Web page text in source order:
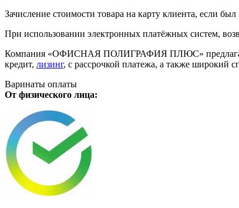
Зачисление стоимости товара на карту клиента, если
При использовании электронных платёжных систем,
Компания «ОФИСНАЯ ПОЛИГРАФИЯ ПЛЮС» предлагает
кредит, лизинг, с рассрочкой платежа, а также широкий
Варинаты оплаты
От физического лица: